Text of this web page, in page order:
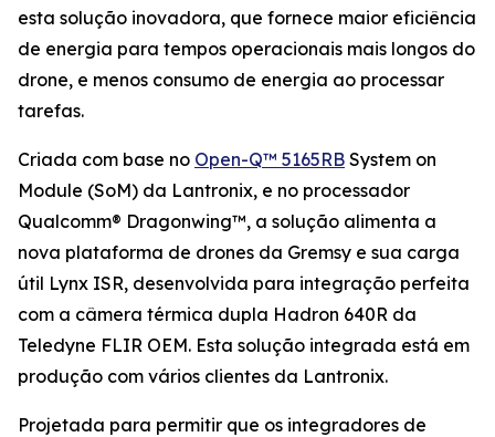
esta solução inovadora, que fornece maior eficiência
de energia para tempos operacionais mais longos do
drone, e menos consumo de energia ao processar
tarefas.
Criada com base no Open-Q™ 5165RB System on
Module (SoM) da Lantronix, e no processador
Qualcomm® Dragonwing™, a solução alimenta a
nova plataforma de drones da Gremsy e sua carga
útil Lynx ISR, desenvolvida para integração perfeita
com a câmera térmica dupla Hadron 640R da
Teledyne FLIR OEM. Esta solução integrada está em
produção com vários clientes da Lantronix.
Projetada para permitir que os integradores de